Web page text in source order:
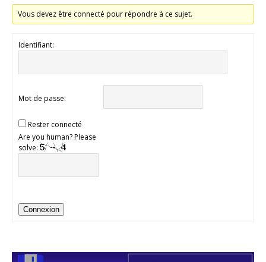
Vous devez être connecté pour répondre à ce sujet.
Identifiant:
Mot de passe:
Rester connecté
Are you human? Please
solve:
Connexion